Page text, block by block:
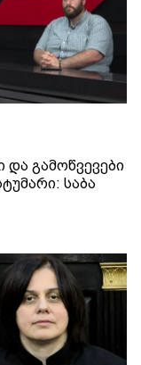
გამოწვევები
საბა